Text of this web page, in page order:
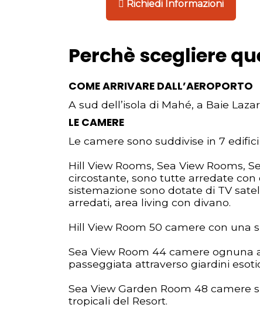
Richiedi Informazioni
Perchè scegliere
COME ARRIVARE DALL’AEROPORTO
A sud dell’isola di Mahé, a Baie
LE CAMERE
Le camere sono suddivise in 7
Hill View Rooms, Sea View Rooms,
circostante, sono tutte arredate
sistemazione sono dotate di TV
arredati, area living con divano.
Hill View Room 50 camere con una
Sea View Room 44 camere
passeggiata attraverso giardini
Sea View Garden Room 48 camere
tropicali del Resort.